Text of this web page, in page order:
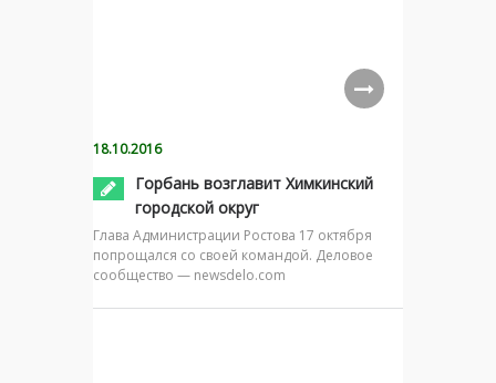
18.10.2016
Горбань возглавит Химкинский
городской округ
Глава Администрации Ростова 17 октября
попрощался со своей командой. Деловое
сообщество — newsdelo.com